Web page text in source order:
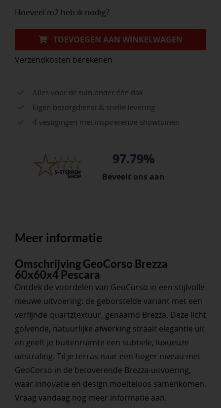
Hoeveel m2 heb ik nodig?
TOEVOEGEN AAN WINKELWAGEN
Verzendkosten berekenen
Alles voor de tuin onder één dak
Eigen bezorgdienst & snelle levering
4 vestigingen met inspirerende showtuinen
97.79%
Beveelt ons aan
Meer informatie
Omschrijving GeoCorso Brezza
60x60x4 Pescara
Ontdek de voordelen van GeoCorso in een stijlvolle
nieuwe uitvoering: de geborstelde variant met een
verfijnde quartztextuur, genaamd Brezza. Deze licht
golvende, natuurlijke afwerking straalt elegantie uit
en geeft je buitenruimte een subtiele, luxueuze
uitstraling. Til je terras naar een hoger niveau met
GeoCorso in de betoverende Brezza-uitvoering,
waar innovatie en design moeiteloos samenkomen.
Vraag vandaag nog meer informatie aan.